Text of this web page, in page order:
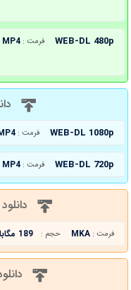
WEB-DL 480p فرمت : MP4
WEB-DL 1080p فرمت :
WEB-DL 720p فرمت : MP4
فرمت : MKA حجم : 189 مگابایت